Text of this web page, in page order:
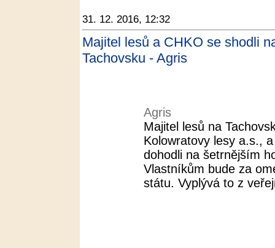
31. 12. 2016, 12:32
Majitel lesů a CHKO se shodli
Tachovsku - Agris
Agris
Majitel lesů na
Kolowratovy lesy a.s.,
dohodli na šetrnějším
Vlastníkům bude za
státu. Vyplývá to z